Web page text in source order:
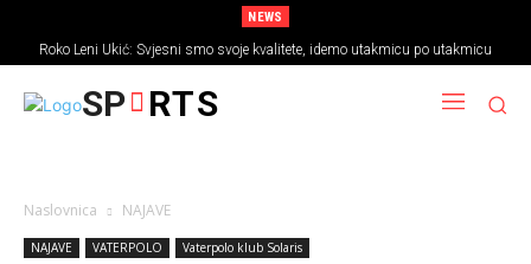
NEWS
Roko Leni Ukić: Svjesni smo svoje kvalitete, idemo utakmicu po utakmicu
SP RTS
Naslovnica NAJAVE
NAJAVE VATERPOLO Vaterpolo klub Solaris